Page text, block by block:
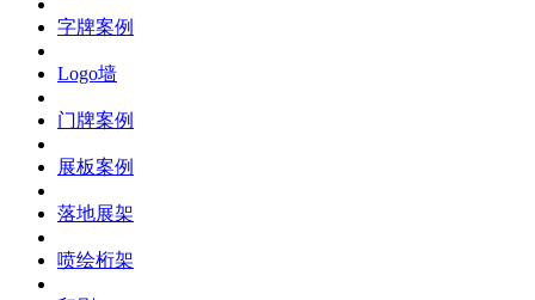
字牌案例
Logo墙
门牌案例
展板案例
落地展架
喷绘桁架